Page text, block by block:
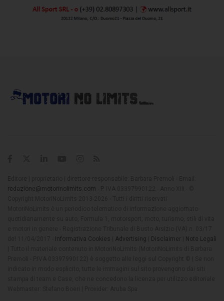
redazione@motorinolimits.com
Informativa Cookies Advertising Disclaimer
Note Legali